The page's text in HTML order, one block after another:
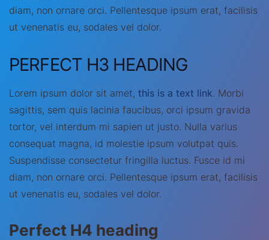
diam, non ornare orci. Pellentesque ipsum erat, facilisis
ut venenatis eu, sodales vel dolor.
PERFECT H3 HEADING
Lorem ipsum dolor sit amet, this is a text link. Morbi
sagittis, sem quis lacinia faucibus, orci ipsum gravida
tortor, vel interdum mi sapien ut justo. Nulla varius
consequat magna, id molestie ipsum volutpat quis.
Suspendisse consectetur fringilla luctus. Fusce id mi
diam, non ornare orci. Pellentesque ipsum erat, facilisis
ut venenatis eu, sodales vel dolor.
Perfect H4 heading